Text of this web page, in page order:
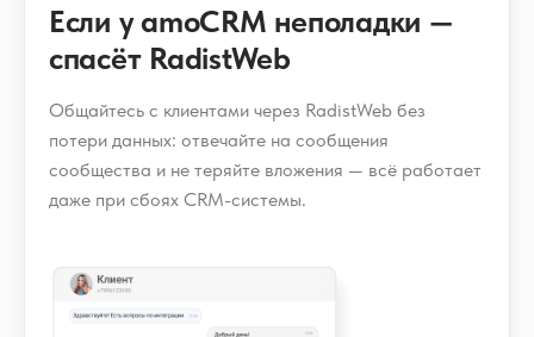
Если у amoCRM неполадки —
спасёт RadistWeb
Общайтесь с клиентами через RadistWeb без
потери данных: отвечайте на сообщения
сообщества и не теряйте вложения — всё работает
даже при сбоях CRM-системы.